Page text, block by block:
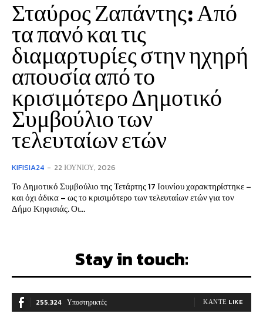
Σταύρος Ζαπάντης: Από
τα πανό και τις
διαμαρτυρίες στην ηχηρή
απουσία από το
κρισιμότερο Δημοτικό
Συμβούλιο των
τελευταίων ετών
KIFISIA24 - 22 ΙΟΥΝΊΟΥ, 2026
Το Δημοτικό Συμβούλιο της Τετάρτης 17 Ιουνίου χαρακτηρίστηκε –
και όχι άδικα – ως το κρισιμότερο των τελευταίων ετών για τον
Δήμο Κηφισιάς. Οι...
Stay in touch:
255,324 Υποστηρικτές ΚΆΝΤΕ LIKE